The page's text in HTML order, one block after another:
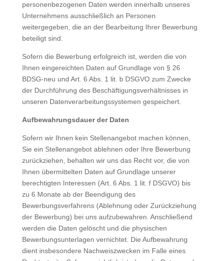
personenbezogenen Daten werden innerhalb unseres
Unternehmens ausschließlich an Personen
weitergegeben, die an der Bearbeitung Ihrer Bewerbung
beteiligt sind.
Sofern die Bewerbung erfolgreich ist, werden die von
Ihnen eingereichten Daten auf Grundlage von § 26
BDSG-neu und Art. 6 Abs. 1 lit. b DSGVO zum Zwecke
der Durchführung des Beschäftigungsverhältnisses in
unseren Datenverarbeitungssystemen gespeichert.
Aufbewahrungsdauer der Daten
Sofern wir Ihnen kein Stellenangebot machen können,
Sie ein Stellenangebot ablehnen oder Ihre Bewerbung
zurückziehen, behalten wir uns das Recht vor, die von
Ihnen übermittelten Daten auf Grundlage unserer
berechtigten Interessen (Art. 6 Abs. 1 lit. f DSGVO) bis
zu 6 Monate ab der Beendigung des
Bewerbungsverfahrens (Ablehnung oder Zurückziehung
der Bewerbung) bei uns aufzubewahren. Anschließend
werden die Daten gelöscht und die physischen
Bewerbungsunterlagen vernichtet. Die Aufbewahrung
dient insbesondere Nachweiszwecken im Falle eines